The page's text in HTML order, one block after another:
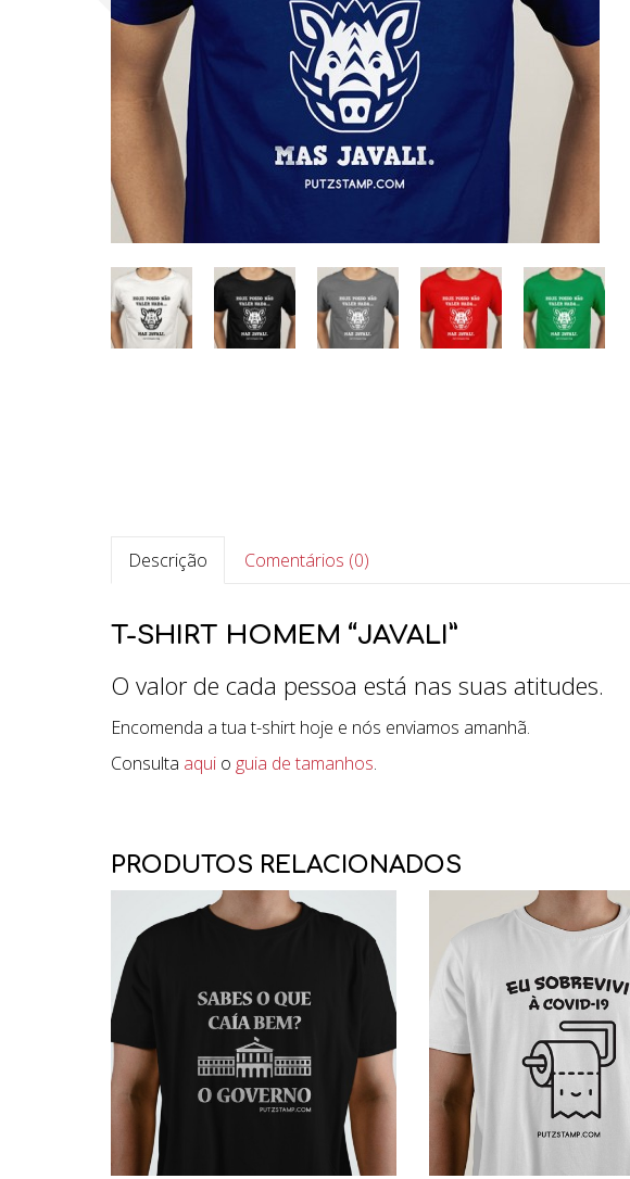
Descrição Comentários (0)
T-SHIRT HOMEM “JAVALI”
O valor de cada pessoa está nas suas atitudes.
Encomenda a tua t-shirt hoje e nós enviamos amanhã.
Consulta aqui o guia de tamanhos.
PRODUTOS RELACIONADOS